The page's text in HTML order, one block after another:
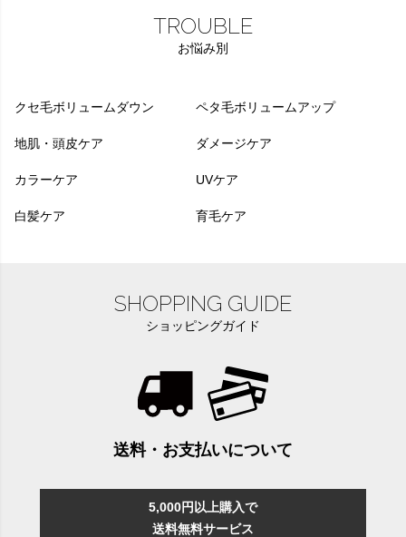
TROUBLE
お悩み別
クセ毛ボリュームダウン ペタ毛ボリュームアップ
地肌・頭皮ケア ダメージケア
カラーケア UVケア
白髪ケア 育毛ケア
SHOPPING GUIDE
ショッピングガイド
送料・お支払いについて
5,000円以上購入で
送料無料サービス